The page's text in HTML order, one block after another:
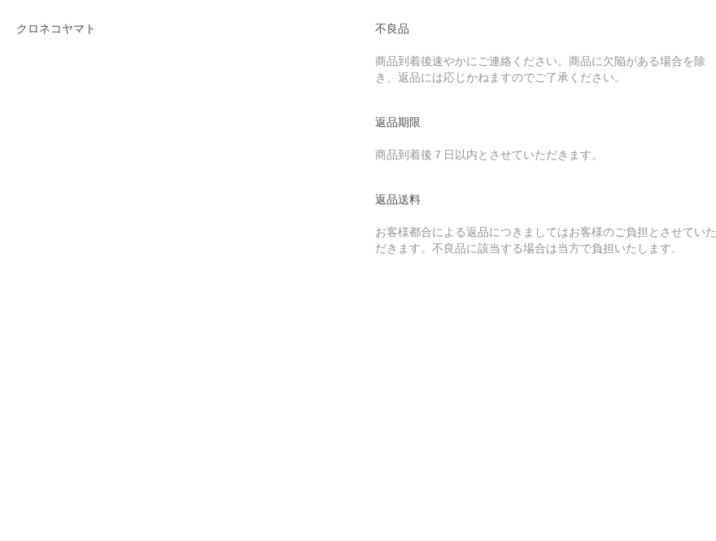
クロネコヤマト
不良品
商品到着後速やかにご連絡ください。商品に欠陥がある場合を除
き、返品には応じかねますのでご了承ください。
返品期限
商品到着後７日以内とさせていただきます。
返品送料
お客様都合による返品につきましてはお客様のご負担とさせていた
だきます。不良品に該当する場合は当方で負担いたします。